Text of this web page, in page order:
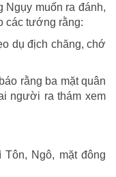
muốn ra đánh,
các tướng rằng:
dụ địch chăng, chớ
rằng ba mặt quân
người ra thám xem
Ngô, mặt đông